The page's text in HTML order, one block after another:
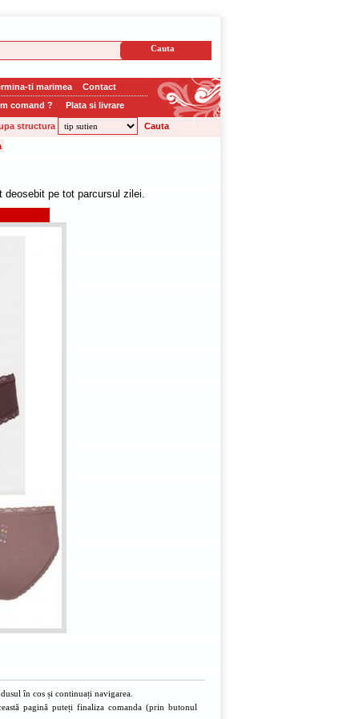
ti marimea
Contact
comand ? Plata si livrare
structura
deosebit pe tot parcursul zilei.
în cos și continuați navigarea.
pagină puteți finaliza comanda (prin butonul